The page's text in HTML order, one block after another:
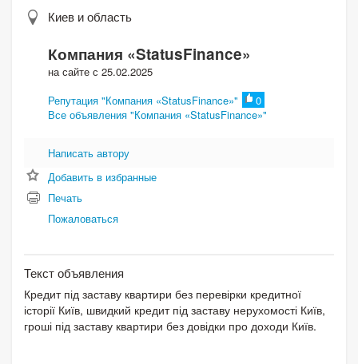
Киев и область
Компания «StatusFinance»
на сайте с 25.02.2025
Репутация "Компания «StatusFinance»"
0
Все объявления "Компания «StatusFinance»"
Написать автору
Добавить в избранные
Печать
Пожаловаться
Текст объявления
Кредит під заставу квартири без перевірки кредитної
історії Київ, швидкий кредит під заставу нерухомості Київ,
гроші під заставу квартири без довідки про доходи Київ.